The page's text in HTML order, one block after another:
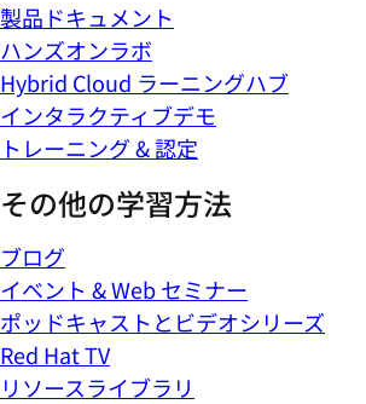
製品ドキュメント
ハンズオンラボ
Hybrid Cloud ラーニングハブ
インタラクティブデモ
トレーニング & 認定
その他の学習方法
ブログ
イベント & Web セミナー
ポッドキャストとビデオシリーズ
Red Hat TV
リソースライブラリ